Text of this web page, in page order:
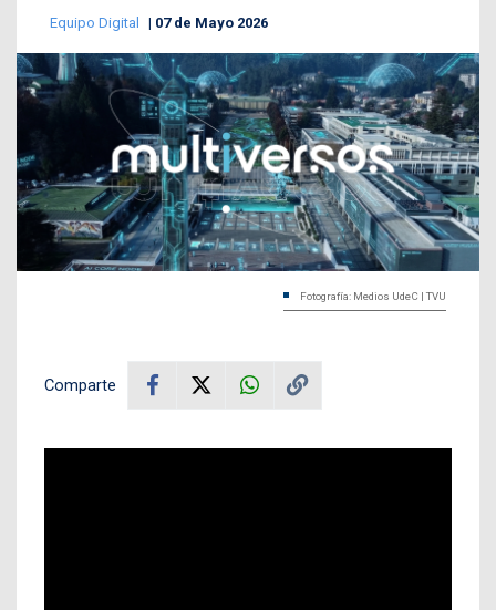
Equipo Digital 07 de Mayo 2026
Fotografía: Medios UdeC | TVU
Comparte